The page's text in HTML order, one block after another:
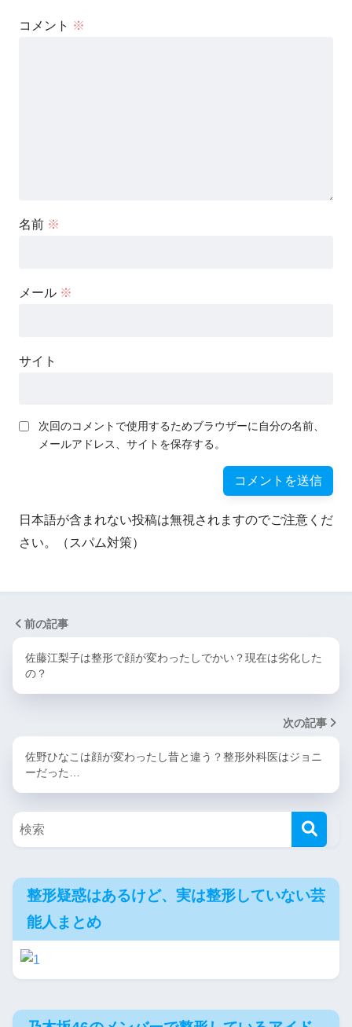
コメント ※
名前 ※
メール ※
サイト
次回のコメントで使用するためブラウザーに自分の名前、
メールアドレス、サイトを保存する。
日本語が含まれない投稿は無視されますのでご注意くだ
さい。（スパム対策）
前の記事
佐藤江梨子は整形で顔が変わったしでかい？現在は劣化した
の？
次の記事
佐野ひなこは顔が変わったし昔と違う？整形外科医はジョニ
ーだった…
整形疑惑はあるけど、実は整形していない芸
能人まとめ